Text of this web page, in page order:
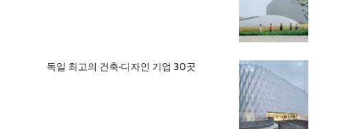
독일 최고의 건축·디자인 기업 30곳